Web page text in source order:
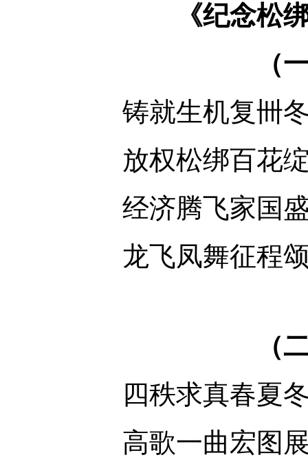
《纪念松
（
铸就生机复卌
放权松绑百花
经济腾飞家国
龙飞凤舞征程
（
四秩求真春夏
高歌一曲宏图